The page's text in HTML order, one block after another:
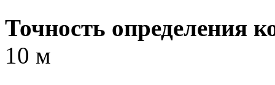
Точность определения
10 м